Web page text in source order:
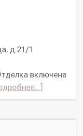
д.21/1
включена